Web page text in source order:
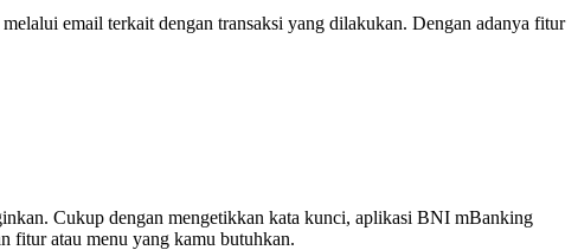
email terkait dengan transaksi yang dilakukan. Dengan adanya fitur
Cukup dengan mengetikkan kata kunci, aplikasi BNI mBanking
fitur atau menu yang kamu butuhkan.